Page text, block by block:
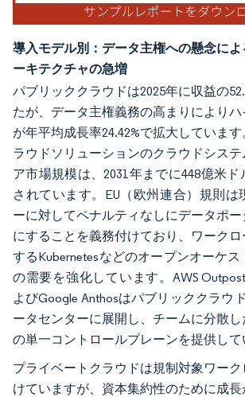
導入モデル別：データ主権への懸念に
ーキテクチャの急増
パブリッククラウドは2025年に収益の
たが、データ主権義務の高まりにより
が年平均成長率24.42%で拡大していま
ラウドソリューションのクラウドシス
ア市場規模は、2031年までに448億米ド
されています。EU（欧州連合）規則は
ーに対してペナルティなしにデータポ
にすることを義務付けており、ワーク
するKubernetesなどのオープンオーケ
の需要を強化しています。AWS
よびGoogle Anthosはパブリッククラウ
ータセンターに展開し、チームに分散
の単一コントロールプレーンを提供して
プライベートクラウドは規制対象ワー
けていますが、資本集約性のために成